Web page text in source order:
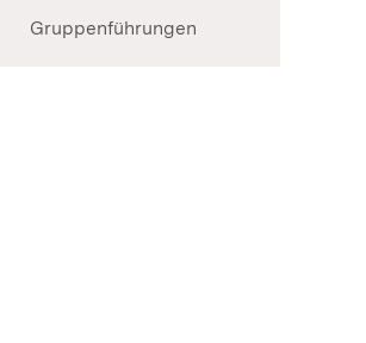
Gruppenführungen